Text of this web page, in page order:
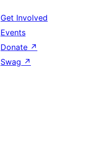
Get Involved
Events
Donate ↗
Swag ↗